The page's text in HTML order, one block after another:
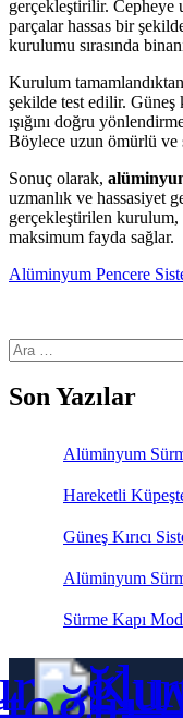
gerçekleştirilir. Cepheye
parçalar hassas bir
kurulumu sırasında
Kurulum
şekilde test edilir. Güneş
ışığını doğru
Böylece uzun ömürlü ve
Sonuç olarak,
uzmanlık ve hassasiyet
gerçekleştirilen kurulum,
maksimum fayda sağlar.
Alüminyum Pencere
Arama:
Son Yazılar
Alüminyum
Hareketli
Güneş Kırıcı
Alüminyum
Sürme Kapı